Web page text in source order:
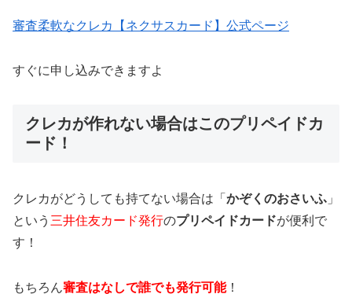
審査柔軟なクレカ【ネクサスカード】公式ページ
すぐに申し込みできますよ
クレカが作れない場合はこのプリペイドカ
ード！
クレカがどうしても持てない場合は「 かぞくのおさいふ 」
という 三井住友カード発行のプリペイドカードが便利で
す！
もちろん審査はなしで誰でも発行可能！